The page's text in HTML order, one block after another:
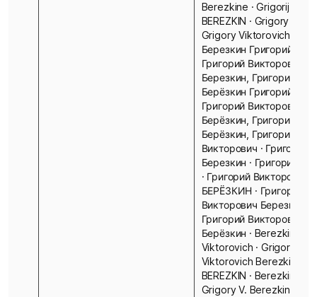
Berezkine · Grigorij
BEREZKIN · Grigory
Grigory Viktorovich
Березкин Григорий ·
Григорий Викторович ·
Березкин, Григорий ·
Берёзкин Григорий ·
Григорий Викторович ·
Берёзкин, Григорий ·
Берёзкин, Григорий
Викторович · Григорий
Березкин · Григорий
· Григорий Викторович
БЕРЁЗКИН · Григорий
Викторович Березкин ·
Григорий Викторович
Берёзкин · Berezkin
Viktorovich · Grigory
Viktorovich Berezkin ·
BEREZKIN · Berezkin
Grigory V. Berezkin · G.